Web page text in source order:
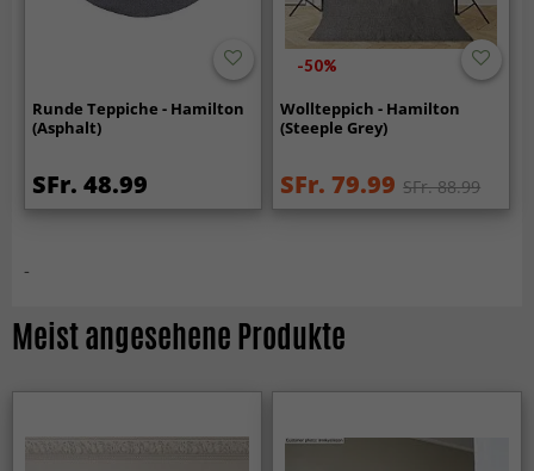
Runde Teppiche - Hamilton
(Asphalt)
SFr. 48.99
-50%
Wollteppich - Hamilton
(Steeple Grey)
SFr. 79.99 SFr. 88.99
-
Meist angesehene Produkte